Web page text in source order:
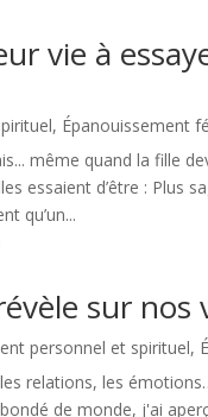
vie à
, Épanouissement
même quand la fille
essaient d’être : Plus
qu’un...
sur nos
personnel et spirituel,
relations, les
de monde, j'ai